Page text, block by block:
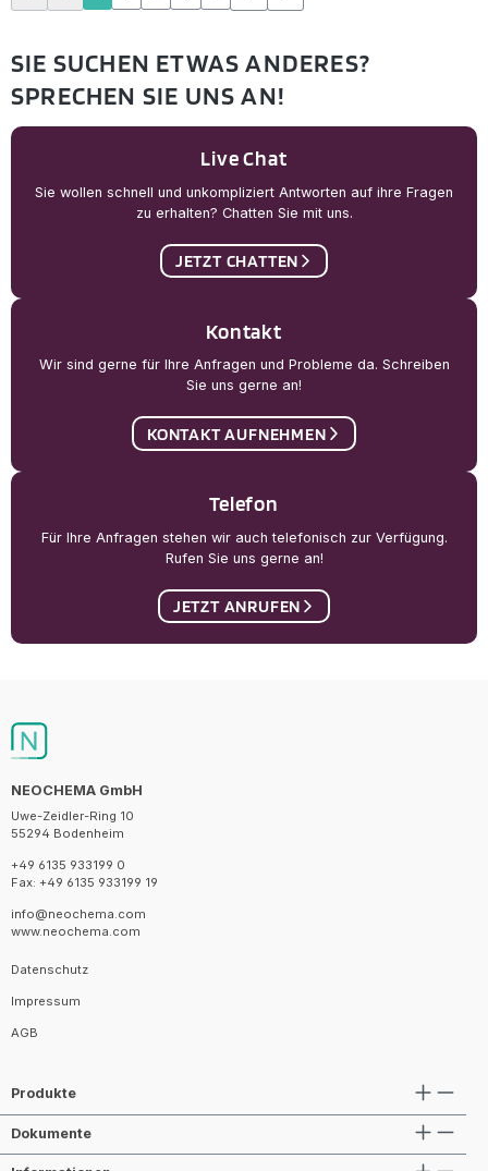
SIE SUCHEN ETWAS ANDERES?
SPRECHEN SIE UNS AN!
Live Chat
Sie wollen schnell und unkompliziert Antworten auf ihre Fragen
zu erhalten? Chatten Sie mit uns.
JETZT CHATTEN
Kontakt
Wir sind gerne für Ihre Anfragen und Probleme da. Schreiben
Sie uns gerne an!
KONTAKT AUFNEHMEN
Telefon
Für Ihre Anfragen stehen wir auch telefonisch zur Verfügung.
Rufen Sie uns gerne an!
JETZT ANRUFEN
NEOCHEMA GmbH
Uwe-Zeidler-Ring 10
55294 Bodenheim
+49 6135 933199 0
Fax: +49 6135 933199 19
info@neochema.com
www.neochema.com
Datenschutz
Impressum
AGB
Produkte
Dokumente